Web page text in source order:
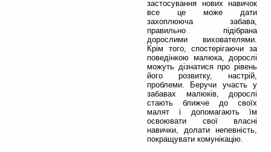
застосування нових навичок
все це може дати
захоплююча забава,
правильно підібрана
дорослими вихователями.
Крім того, спостерігаючи за
поведінкою малюка, дорослі
можуть дізнатися про рівень
його розвитку, настрій,
проблеми. Беручи участь у
забавах малюків, дорослі
стають ближче до своїх
малят і допомагають їм
освоювати свої власні
навички, долати непевність,
покращувати комунікацію.